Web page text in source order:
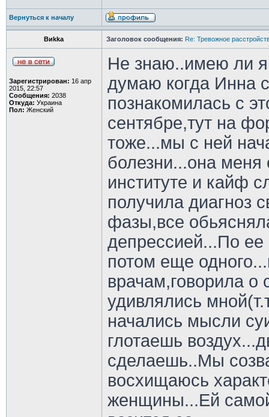
Вернуться к началу
Виkka Заголовок сообщения: Re: Тревожное
Зарегистрирован: 16 апр
2015, 22:57
Сообщения: 2038
Откуда: Украина
Пол: Женский
Не знаю..имею ли я
думаю когда Инна
познакомилась с
сентябре,тут на
тоже...мы с ней
болезни...она меня
институте и кайф
получила диагноз
фазы,все
депрессией...По ее
потом еще
врачам,говорила о
удивлялись
начались мысли
глотаешь
сделаешь..Мы
восхищаюсь
женщины...Ей